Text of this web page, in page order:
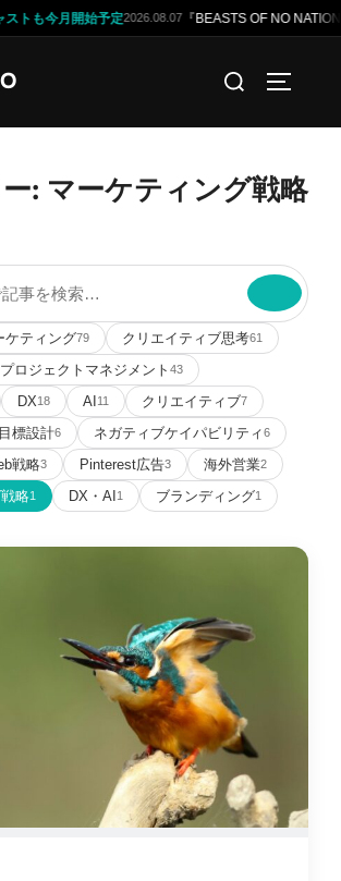
も今月開始予定2026.08.07『BEASTS OF NO NATION
検
対
: マーケティング戦略
ケティング79 クリエイティブ思考61
プロジェクトマネジメント 43
DX18 AI11 クリエイティブ7
目標設計6 ネガティブケイパビリティ6
戦略3 Pinterest広告3 海外営業2
略1 DX・AI1 ブランディング1